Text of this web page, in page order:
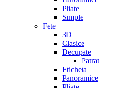
Pliate
Simple
Fete
3D
Clasice
Decupate
Patrat
Eticheta
Panoramice